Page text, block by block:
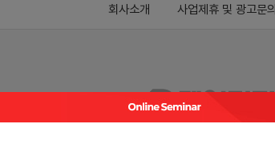
회사소개 사업제휴 및 광고문의